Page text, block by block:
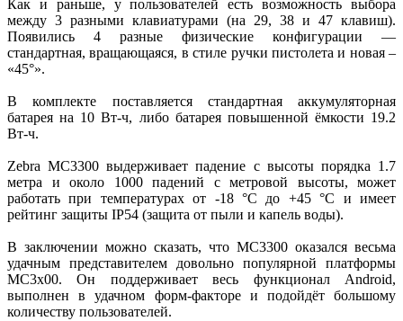
Как и раньше, у пользователей есть возможность выбора
между 3 разными клавиатурами (на 29, 38 и 47 клавиш).
Появились 4 разные физические конфигурации —
стандартная, вращающаяся, в стиле ручки пистолета и новая –
«45°».
В комплекте поставляется стандартная аккумуляторная
батарея на 10 Вт-ч, либо батарея повышенной ёмкости 19.2
Вт-ч.
Zebra MC3300 выдерживает падение с высоты порядка 1.7
метра и около 1000 падений с метровой высоты, может
работать при температурах от -18 °С до +45 °С и имеет
рейтинг защиты IP54 (защита от пыли и капель воды).
В заключении можно сказать, что MC3300 оказался весьма
удачным представителем довольно популярной платформы
MC3x00. Он поддерживает весь функционал Android,
выполнен в удачном форм-факторе и подойдёт большому
количеству пользователей.